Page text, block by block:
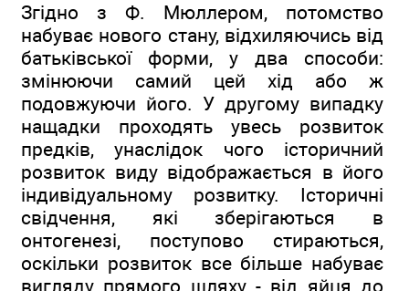
Згідно з Ф. Мюллером, потомство
набуває нового стану, відхиляючись від
батьківської форми, у два способи:
змінюючи самий цей хід або ж
подовжуючи його. У другому випадку
нащадки проходять увесь розвиток
предків, унаслідок чого історичний
розвиток виду відображається в його
індивідуальному розвитку. Історичні
свідчення, які зберігаються в
онтогенезі, поступово стираються,
оскільки розвиток все більше набуває
вигляду прямого шляху - від яйця до